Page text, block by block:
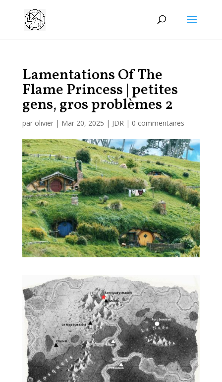
Lamentations Of The
Flame Princess | petites
gens, gros problèmes 2
par olivier| Mar 20, 2025 | JDR| 0 commentaires